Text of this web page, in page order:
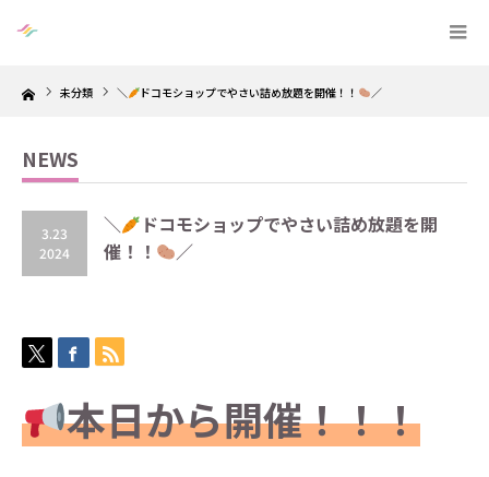
Home 未分類 ＼ ドコモショップでやさい詰め放題を開催！！ ／
NEWS
3.23
2024
＼
ドコモショップでやさい詰め放題を開
催！！
／
本日から開催！！！